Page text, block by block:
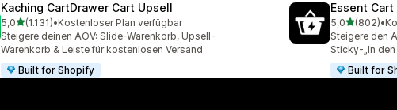
Kaching CartDrawer Cart Upsell
5,0von 5 Sternen
(1.131)
1131 Rezensionen insgesamt
•Kostenloser Plan verfügbar
Steigere deinen AOV: Slide-Warenkorb, Upsell-
Warenkorb & Leiste für kostenlosen Versand
Built for Shopify
Essent
5,0von 5
(802)
802 •
Steigere den
Sticky-„In
Built for